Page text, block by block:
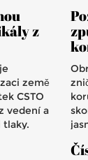
z
země
CSTO
vedení a